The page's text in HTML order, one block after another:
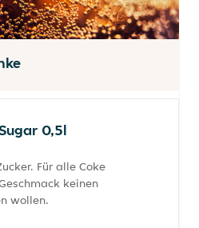
0,5l
Für alle Coke
keinen
wollen.